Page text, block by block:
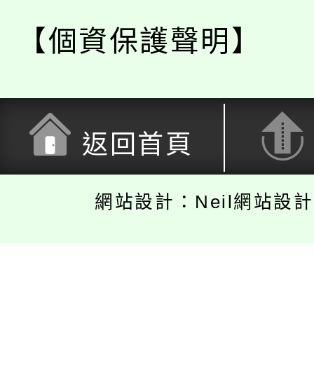
【個資保護聲明】
返回首頁
網站設計：Neil網站設